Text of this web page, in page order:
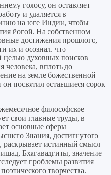
голосу, он оставляет
и удаляется в
на юге Индии, чтобы
йогой. На собственном
достижения прошлого,
их и осознал, что
целью духовных поисков
человека, вплоть до
на земле божественной
посвятил оставшиеся сорок
философское
свои главные труды, в
основные сферы
Знания, достигнутого
раскрывает истинный смысл
Бхагавадгиты, значение
проблемы развития
творчества.